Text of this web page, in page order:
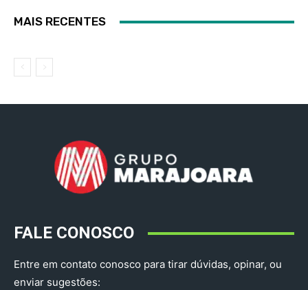
MAIS RECENTES
FALE CONOSCO
Entre em contato conosco para tirar dúvidas, opinar, ou
enviar sugestões: